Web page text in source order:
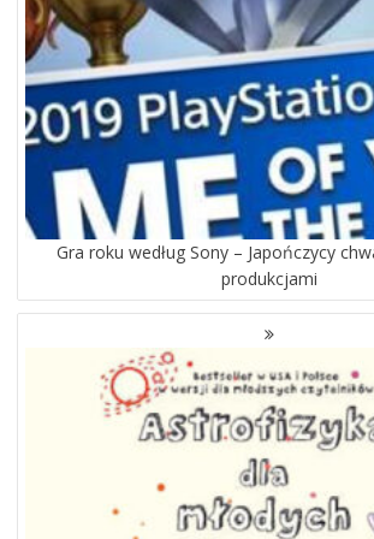
Gra roku według Sony – Japończycy
produkcjami